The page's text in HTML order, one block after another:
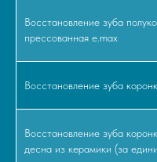
Восстановление зуба
прессованная e.max
Восстановление зуба
Восстановление зуба
десна из керамики (за